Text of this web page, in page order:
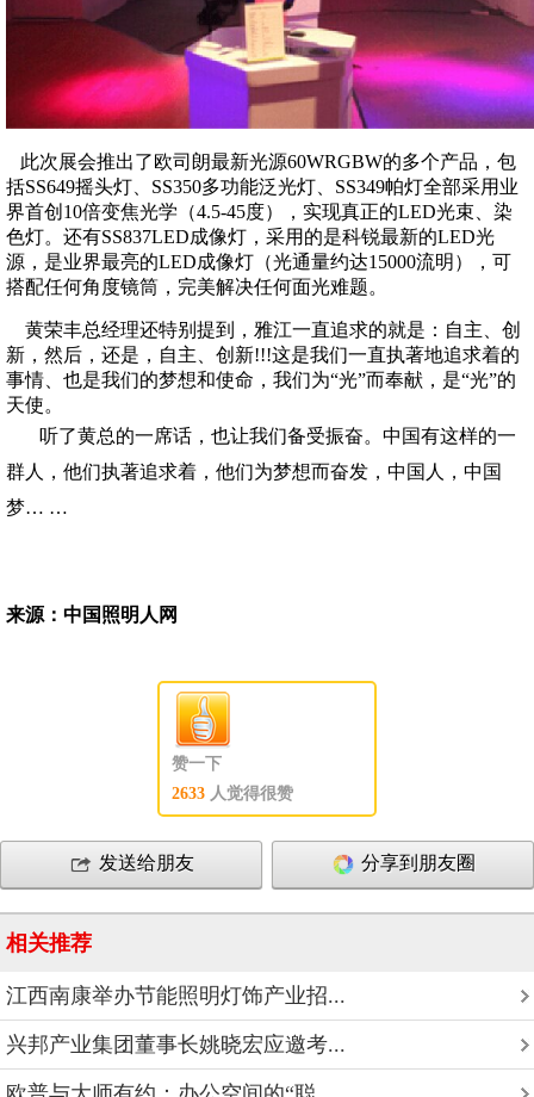
此次展会推出了欧司朗最新光源60WRGBW的多个产品，包
括SS649摇头灯、SS350多功能泛光灯、SS349帕灯全部采用业
界首创10倍变焦光学（4.5-45度），实现真正的LED光束、染
色灯。还有SS837LED成像灯，采用的是科锐最新的LED光
源，是业界最亮的LED成像灯（光通量约达15000流明），可
搭配任何角度镜筒，完美解决任何面光难题。
黄荣丰总经理还特别提到，雅江一直追求的就是：自主、创
新，然后，还是，自主、创新!!!这是我们一直执著地追求着的
事情、也是我们的梦想和使命，我们为“光”而奉献，是“光”的
天使。
听了黄总的一席话，也让我们备受振奋。中国有这样的一
群人，他们执著追求着，他们为梦想而奋发，中国人，中国
梦… …
来源：中国照明人网
赞一下
2633 人觉得很赞
发送给朋友 分享到朋友圈
相关推荐
江西南康举办节能照明灯饰产业招...
兴邦产业集团董事长姚晓宏应邀考...